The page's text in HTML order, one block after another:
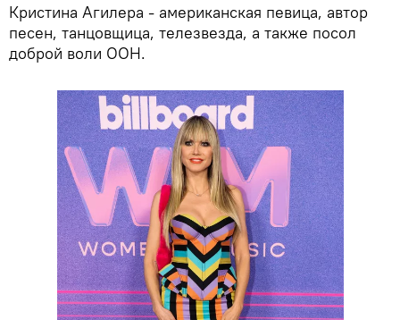
Кристина Агилера - американская певица, автор
песен, танцовщица, телезвезда, а также посол
доброй воли ООН.